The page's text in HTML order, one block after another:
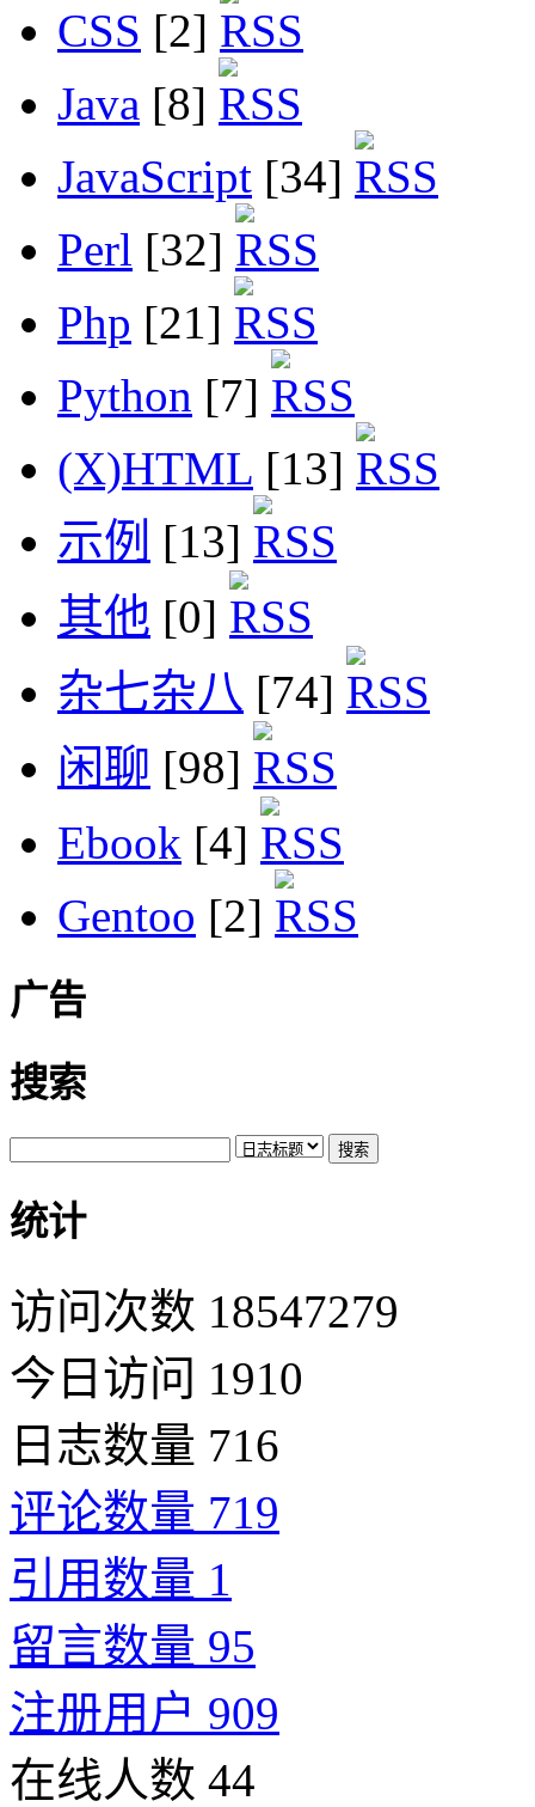
CSS [2]
Java [8]
JavaScript [34]
Perl [32]
Php [21]
Python [7]
(X)HTML [13]
示例 [13]
其他 [0]
杂七杂八 [74]
闲聊 [98]
Ebook [4]
Gentoo [2]
广告
搜索
统计
访问次数 18547279
今日访问 1910
日志数量 716
评论数量 719
引用数量 1
留言数量 95
注册用户 909
在线人数 44